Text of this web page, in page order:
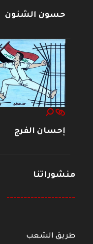
حسون الشنون
إحسان الفرج
منشوراتنا
--------------------
طريق الشعب